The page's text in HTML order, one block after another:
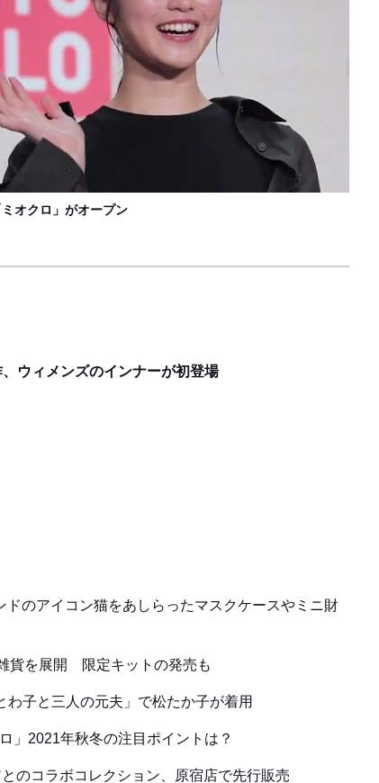
オクロ」がオープン
ウィメンズのインナーが初登場
のアイコン猫をあしらったマスクケースやミニ財
貨を展開 限定キットの発売も
子と三人の元夫」で松たか子が着用
」2021年秋冬の注目ポイントは？
のコラボコレクション、原宿店で先行販売